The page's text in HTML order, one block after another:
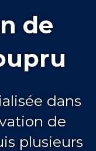
de
dans
de
plusieurs